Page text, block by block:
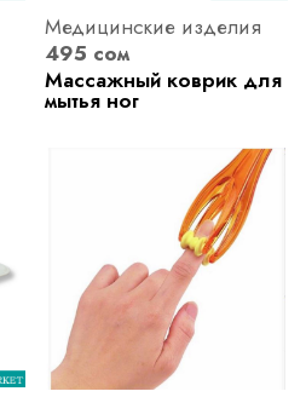
Медицинские изделия
495 сом
Массажный коврик для
мытья ног